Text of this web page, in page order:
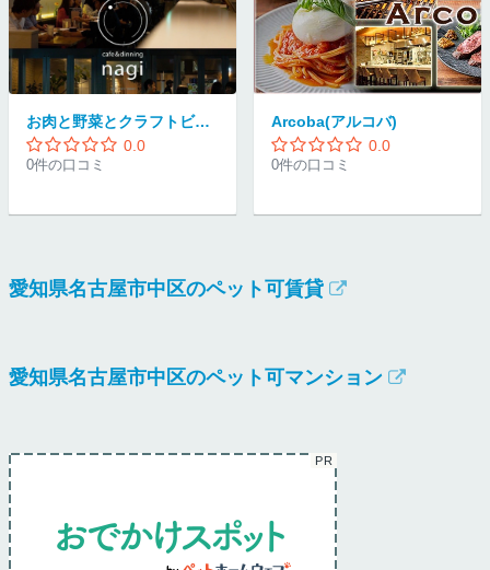
お肉と野菜とクラフトビール nagi 栄店
0.0
0件の口コミ
Arcoba(アルコバ)
0.0
0件の口コミ
愛知県名古屋市中区のペット可賃貸
愛知県名古屋市中区のペット可マンション